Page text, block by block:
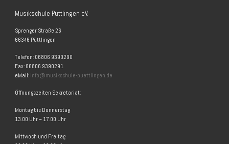
Musikschule Püttlingen eV.
Sprenger Straße 26
66346 Püttlingen
Telefon: 06806 9390290
Fax: 06806 9390291
eMail: info@musikschule-puettlingen.de
Öffnungszeiten Sekretariat:
Montag bis Donnerstag
13.00 Uhr – 17.00 Uhr
Mittwoch und Freitag